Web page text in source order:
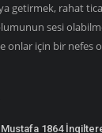
getirmek, rahat
sesi
onlar için bir nefes
Mustafa 1864